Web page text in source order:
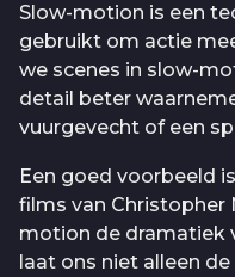
Slow-motion is een
gebruikt om actie
we scenes in slow-
detail beter
vuurgevecht of een
Een goed voorbeeld
films van Christopher
motion de dramatiek
laat ons niet alleen